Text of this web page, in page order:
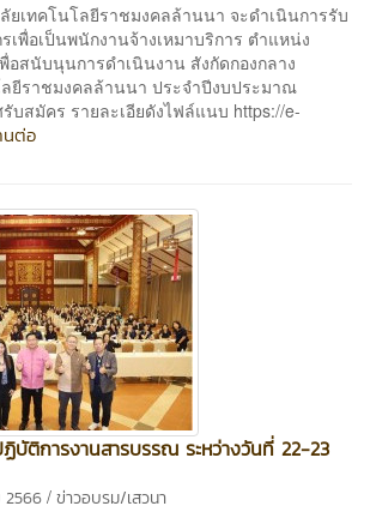
คโนโลยีราชมงคลล้านนา จะดำเนินการรับ
เพื่อเป็นพนักงานจ้างเหมาบริการ ตำแหน่ง
อสนับนุนการดำเนินงาน สังกัดกองกลาง
ยีราชมงคลล้านนา ประจำปีงบประมาณ
บสมัคร รายละเอียดังไฟล์แนบ https://e-
นต่อ
ฏิบัติการงานสารบรรณ ระหว่างวันที่ 22-23
/ ข่าวอบรม/เสวนา